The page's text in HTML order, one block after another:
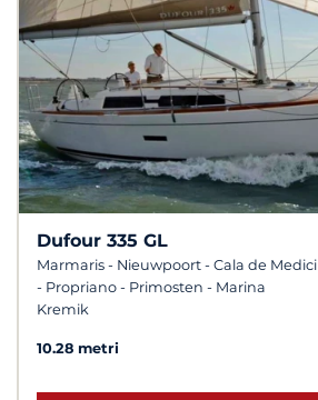
Dufour 335 GL
Marmaris - Nieuwpoort - Cala de Medici
- Propriano - Primosten - Marina
Kremik
10.28 metri